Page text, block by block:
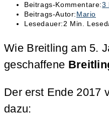
Beitrags-Kommentare:3
Beitrags-Autor:Mario
Lesedauer:2 Min.
Wie Breitling am 5.
geschaffene
Der erst Ende 2017
dazu: